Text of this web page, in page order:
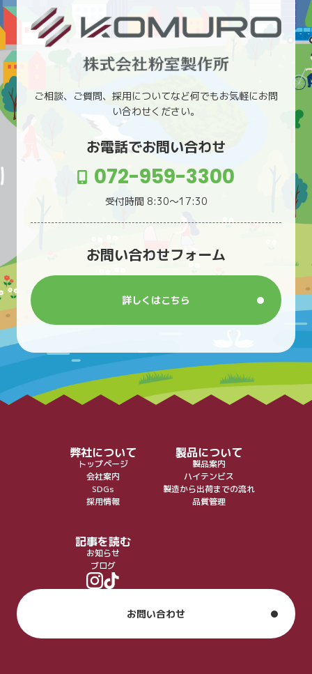
ご相談、ご質問、採用についてなど何でもお気軽にお問
い合わせください。
お電話でお問い合わせ
072-959-3300
受付時間 8:30〜17:30
お問い合わせフォーム
詳しくはこちら
弊社について
トップページ
会社案内
SDGs
採用情報
製品について
製品案内
ハイテンビス
製造から出荷までの流れ
品質管理
記事を読む
お知らせ
ブログ
お問い合わせ